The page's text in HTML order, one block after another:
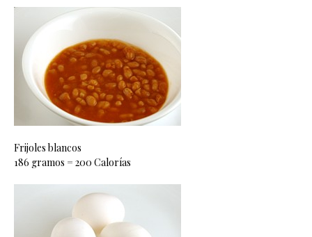
Frijoles blancos
186 gramos = 200 Calorías